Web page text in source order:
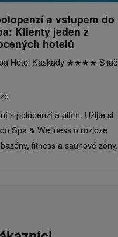
a vstupem do
Klienty jeden z
hotelů
Hotel Kaskady ★★★★ Sliač
s polopenzí a pitím. Užijte si
Spa & Wellness o rozloze
fitness a saunové zóny.